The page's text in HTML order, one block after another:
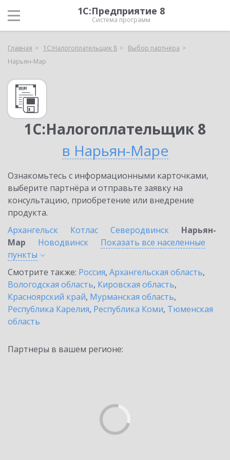
1С:Предприятие 8
Система программ
Главная 1С:Налогоплательщик 8
Выбор партнёра
Нарьян-Мар
1С:Налогоплательщик 8
в Нарьян-Маре
Ознакомьтесь с информационными карточками,
выберите партнёра и отправьте заявку на
консультацию, приобретение или внедрение
продукта.
Архангельск
Котлас Северодвинск
Нарьян-
Мар
Новодвинск
Показать все населенные
пункты
Смотрите также: Россия, Архангельская область,
Вологодская область, Кировская область,
Красноярский край, Мурманская область,
Республика Карелия, Республика Коми, Тюменская
область
Партнеры в вашем регионе: